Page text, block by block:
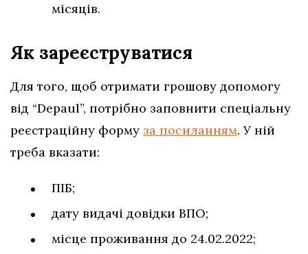
місяців.
Як зареєструватися
Для того, щоб отримати грошову допомогу
від “Depaul”, потрібно заповнити спеціальну
реєстраційну форму за посиланням. У ній
треба вказати:
ПІБ;
дату видачі довідки ВПО;
місце проживання до 24.02.2022;